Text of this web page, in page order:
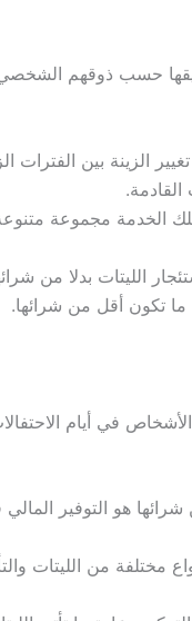
حسب ذوقهم
الزينة بين
الخدمة مجموعة
الليتات بدلا من
ما تكون أقل من شرائها.
الأشخاص في أيام
هو التوفير
من الليتات